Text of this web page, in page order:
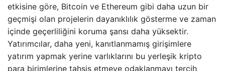
etkisine göre, Bitcoin ve Ethereum gibi daha uzun bir
geçmişi olan projelerin dayanıklılık gösterme ve zaman
içinde geçerliliğini koruma şansı daha yüksektir.
Yatırımcılar, daha yeni, kanıtlanmamış girişimlere
yatırım yapmak yerine varlıklarını bu yerleşik kripto
para birimlerine tahsis etmeye odaklanmayı tercih